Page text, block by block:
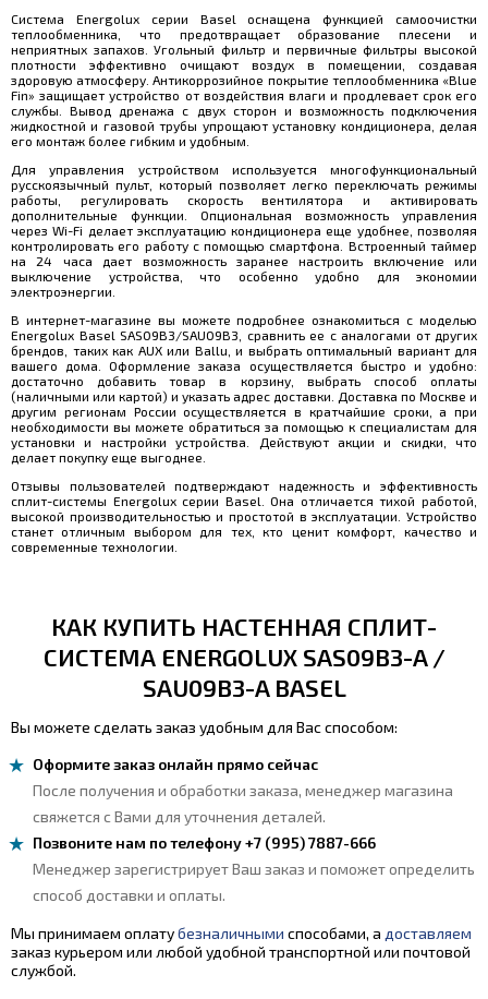
Система Energolux серии Basel оснащена функцией самоочистки
теплообменника, что предотвращает образование плесени и
неприятных запахов. Угольный фильтр и первичные фильтры высокой
плотности эффективно очищают воздух в помещении, создавая
здоровую атмосферу. Антикоррозийное покрытие теплообменника «Blue
Fin» защищает устройство от воздействия влаги и продлевает срок его
службы. Вывод дренажа с двух сторон и возможность подключения
жидкостной и газовой трубы упрощают установку кондиционера, делая
его монтаж более гибким и удобным.
Для управления устройством используется многофункциональный
русскоязычный пульт, который позволяет легко переключать режимы
работы, регулировать скорость вентилятора и активировать
дополнительные функции. Опциональная возможность управления
через Wi-Fi делает эксплуатацию кондиционера еще удобнее, позволяя
контролировать его работу с помощью смартфона. Встроенный таймер
на 24 часа дает возможность заранее настроить включение или
выключение устройства, что особенно удобно для экономии
электроэнергии.
В интернет-магазине вы можете подробнее ознакомиться с моделью
Energolux Basel SAS09B3/SAU09B3, сравнить ее с аналогами от других
брендов, таких как AUX или Ballu, и выбрать оптимальный вариант для
вашего дома. Оформление заказа осуществляется быстро и удобно:
достаточно добавить товар в корзину, выбрать способ оплаты
(наличными или картой) и указать адрес доставки. Доставка по Москве и
другим регионам России осуществляется в кратчайшие сроки, а при
необходимости вы можете обратиться за помощью к специалистам для
установки и настройки устройства. Действуют акции и скидки, что
делает покупку еще выгоднее.
Отзывы пользователей подтверждают надежность и эффективность
сплит-системы Energolux серии Basel. Она отличается тихой работой,
высокой производительностью и простотой в эксплуатации. Устройство
станет отличным выбором для тех, кто ценит комфорт, качество и
современные технологии.
КАК КУПИТЬ НАСТЕННАЯ СПЛИТ-
СИСТЕМА ENERGOLUX SAS09B3-A /
SAU09B3-A BASEL
Вы можете сделать заказ удобным для Вас способом:
Оформите заказ онлайн прямо сейчас
После получения и обработки заказа, менеджер магазина
свяжется с Вами для уточнения деталей.
Позвоните нам по телефону +7 (995) 7887-666
Менеджер зарегистрирует Ваш заказ и поможет определить
способ доставки и оплаты.
Мы принимаем оплатубезналичными способами, а доставляем
заказ курьером или любой удобной транспортной или почтовой
службой.